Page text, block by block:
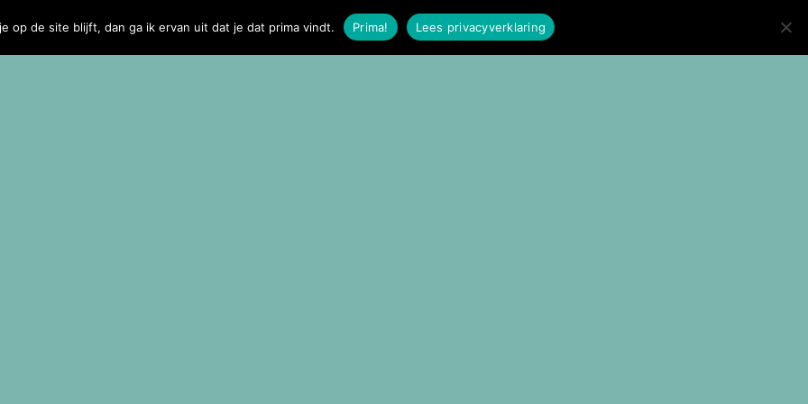
Contact
op de site blijft, dan ga ik ervan uit dat je dat prima vindt. Prima! Lees privacyverklaring